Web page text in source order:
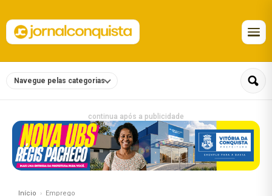
Navegue pelas categorias
continua após a publicidade
Início Emprego